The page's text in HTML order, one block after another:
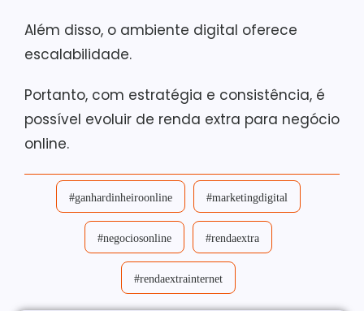
Além disso, o ambiente digital oferece
escalabilidade.
Portanto, com estratégia e consistência, é
possível evoluir de renda extra para negócio
online.
#ganhardinheiroonline #marketingdigital
#negociosonline #rendaextra
#rendaextrainternet